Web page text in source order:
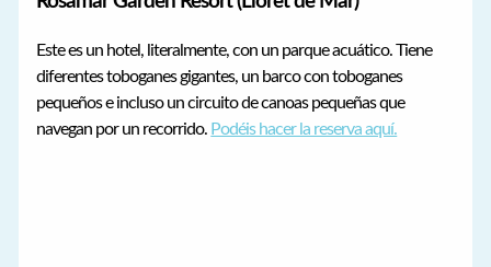
Este es un hotel, literalmente, con un parque acuático. Tiene
diferentes toboganes gigantes, un barco con toboganes
pequeños e incluso un circuito de canoas pequeñas que
navegan por un recorrido. Podéis hacer la reserva aquí.